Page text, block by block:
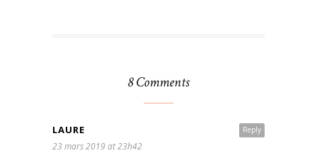
8 Comments
Reply
LAURE
23 mars 2019 at 23h42